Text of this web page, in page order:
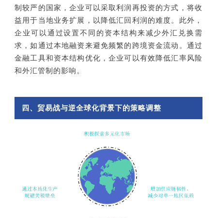
制较严的国家，企业可以采取利润再投资的方式，将收
益用于当地业务扩展，以降低汇回利润的难度。此外，
企业可以通过设置不同的资本结构来减少外汇兑换需
求，如通过本地融资来避免频繁的跨境资金流动。通过
金融工具和资本结构优化，企业可以有效降低汇率风险
和外汇管制的影响。
四、贸易战与逆全球化背景下的策略调整